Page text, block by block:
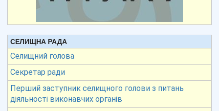
СЕЛИЩНА РАДА
Селищний голова
Секретар ради
Перший заступник селищного голови з питань
діяльності виконавчих органів